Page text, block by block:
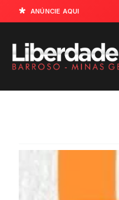
ANÚNCIE AQUI